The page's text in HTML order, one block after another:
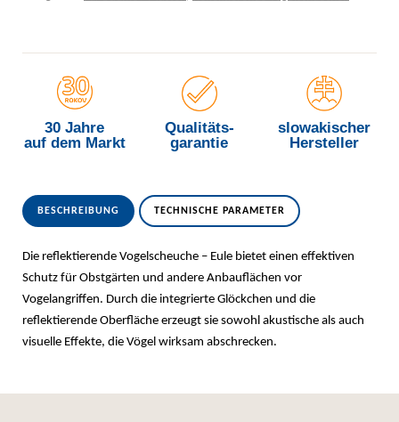
30 Jahre
auf dem Markt
Qualitäts-
garantie
slowakischer
Hersteller
BESCHREIBUNG TECHNISCHE PARAMETER
Die reflektierende Vogelscheuche – Eule bietet einen effektiven
Schutz für Obstgärten und andere Anbauflächen vor
Vogelangriffen. Durch die integrierte Glöckchen und die
reflektierende Oberfläche erzeugt sie sowohl akustische als auch
visuelle Effekte, die Vögel wirksam abschrecken.